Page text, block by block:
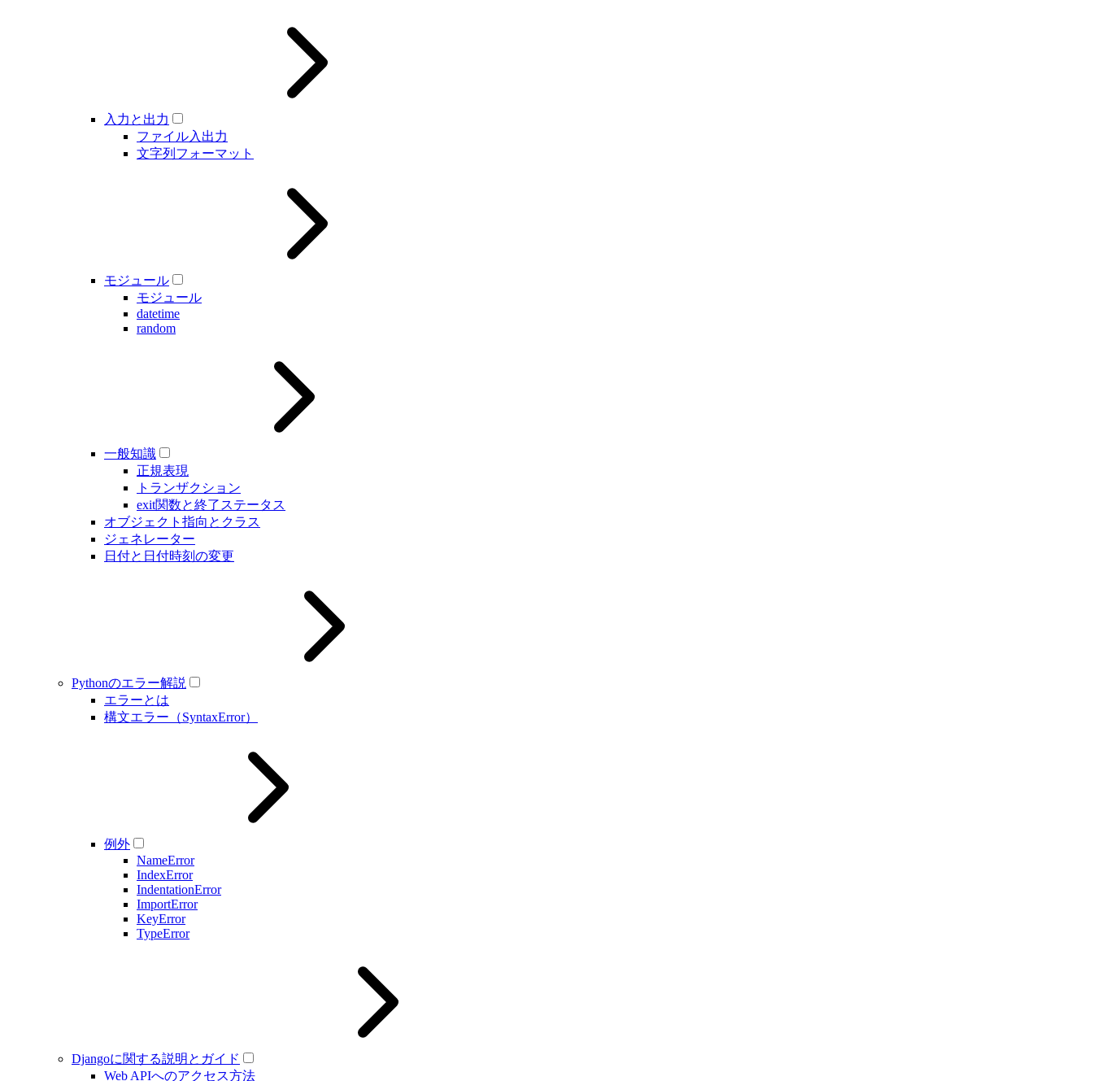
入力と出力
ファイル入出力
文字列フォーマット
モジュール
モジュール
datetime
random
一般知識
正規表現
トランザクション
exit関数と終了ステータス
オブジェクト指向とクラス
ジェネレーター
日付と日付時刻の変更
Pythonのエラー解説
エラーとは
構文エラー（SyntaxError）
例外
NameError
IndexError
IndentationError
ImportError
KeyError
TypeError
Djangoに関する説明とガイド
Web APIへのアクセス方法